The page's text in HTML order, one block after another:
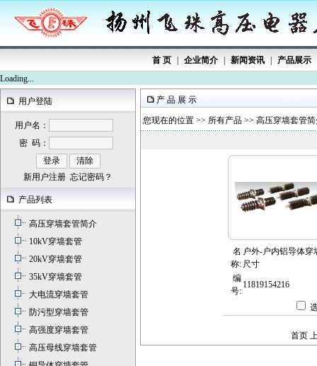
首 页 企业简介 新闻资讯 产品展示
Loading...
用户登陆
用户名：
密 码：
新用户注册 忘记密码？
产品列表
高压穿墙套管简介
10kV穿墙套管
20kV穿墙套管
35kV穿墙套管
大电流穿墙套管
防污型穿墙套管
高强度穿墙套管
高压母线穿墙套管
产 品 展 示
您现在的位置 >> 所有产品 >> 高压穿墙套管
名
称:
户外-户内铝导体穿
尺寸
编
号:
11819154216
首页